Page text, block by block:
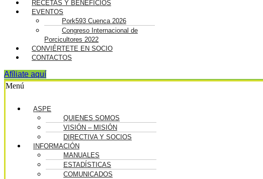
RECETAS Y BENEFICIOS
EVENTOS
Pork593 Cuenca 2026
Congreso Internacional de
Porcicultores 2022
CONVIÉRTETE EN SOCIO
CONTACTOS
Afíliate aquí
Menú
ASPE
QUIENES SOMOS
VISIÓN – MISIÓN
DIRECTIVA Y SOCIOS
INFORMACIÓN
MANUALES
ESTADÍSTICAS
COMUNICADOS